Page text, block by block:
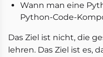
Wann man eine
Python-Code-
Das Ziel ist nicht, die
lehren. Das Ziel ist es,